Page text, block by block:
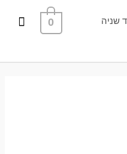
0